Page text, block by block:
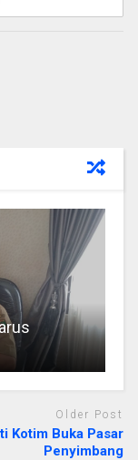
Older Post
Kotim Buka Pasar
Penyimbang